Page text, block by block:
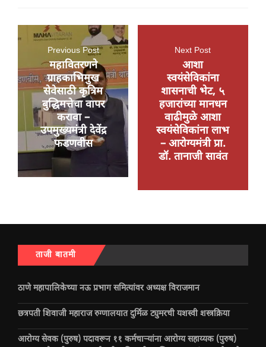
Previous Post
महावितरणने
ग्राहकाभिमुख
सेवेसाठी कृत्रिम
बुद्धिमत्तेचा वापर
करावा –
उपमुख्यमंत्री देवेंद्र
फडणवीस
Next Post
आशा
स्वयंसेविकांना
शासनाची भेट, ५
हजारांच्या मानधन
वाढीमुळे आशा
स्वयंसेविकांना लाभ
– आरोग्यमंत्री प्रा.
डॉ. तानाजी सावंत
ताजी बातमी
ठाणे महापालिकेच्या नऊ प्रभाग समित्यांवर अध्यक्ष विराजमान
छत्रपती शिवाजी महाराज रुग्णालयात दुर्मिळ ट्युमरची यशस्वी शस्त्रक्रिया
आरोग्य सेवक (पुरुष) पदावरून ११ कर्मचाऱ्यांना आरोग्य सहाय्यक (पुरुष)